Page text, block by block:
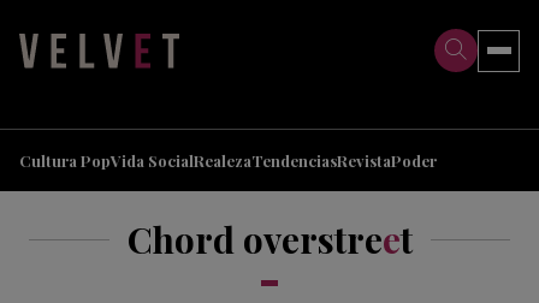
Cultura PopVida SocialRealezaTendenciasRevistaPoder
Chord overstreet